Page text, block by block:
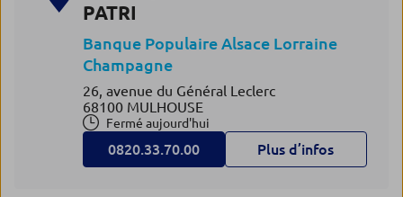
PATRI
Banque Populaire Alsace Lorraine
Champagne
26, avenue du Général Leclerc
68100 MULHOUSE
Fermé aujourd'hui
0820.33.70.00 Plus d’infos